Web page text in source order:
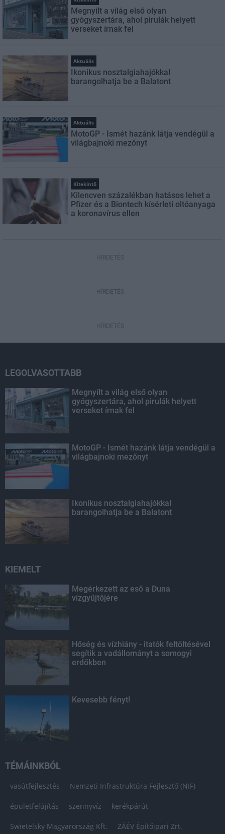
Megnyílt a világ első olyan
gyógyszertára, ahol pirulák helyett
verseket írnak fel
Aktuális
Ikonikus nosztalgiahajókkal
barangolhatja be a Balatont
Aktuális
MotoGP - Ismét hazánk látja vendégül a
világbajnoki mezőnyt
Kitekintő
Kilencven százalékban hatásos lehet a
Pfizer és a Biontech kísérleti oltóanyaga
a koronavírus ellen
HIRDETÉS
HÍRDETÉS
HÍRDETÉS
LEGOLVASOTTABB
Megnyílt a világ első olyan
gyógyszertára, ahol pirulák helyett
verseket írnak fel
MotoGP - Ismét hazánk látja vendégül a
világbajnoki mezőnyt
Ikonikus nosztalgiahajókkal
barangolhatja be a Balatont
KIEMELT
Megérkezett az eső a Duna
vízgyűjtőjére
Hőség és vízhiány - itatók feltöltésével
segítik a vadállományt a somogyi
erdőkben
Kevesebb fényt!
TÉMÁINKBÓL
vasútfejlesztés Nemzeti Infrastruktúra Fejlesztő (NIF)
épületfelújítás szennyvíz kerékpárút
Swietelsky Magyarország Kft. ZÁÉV Építőipari Zrt.